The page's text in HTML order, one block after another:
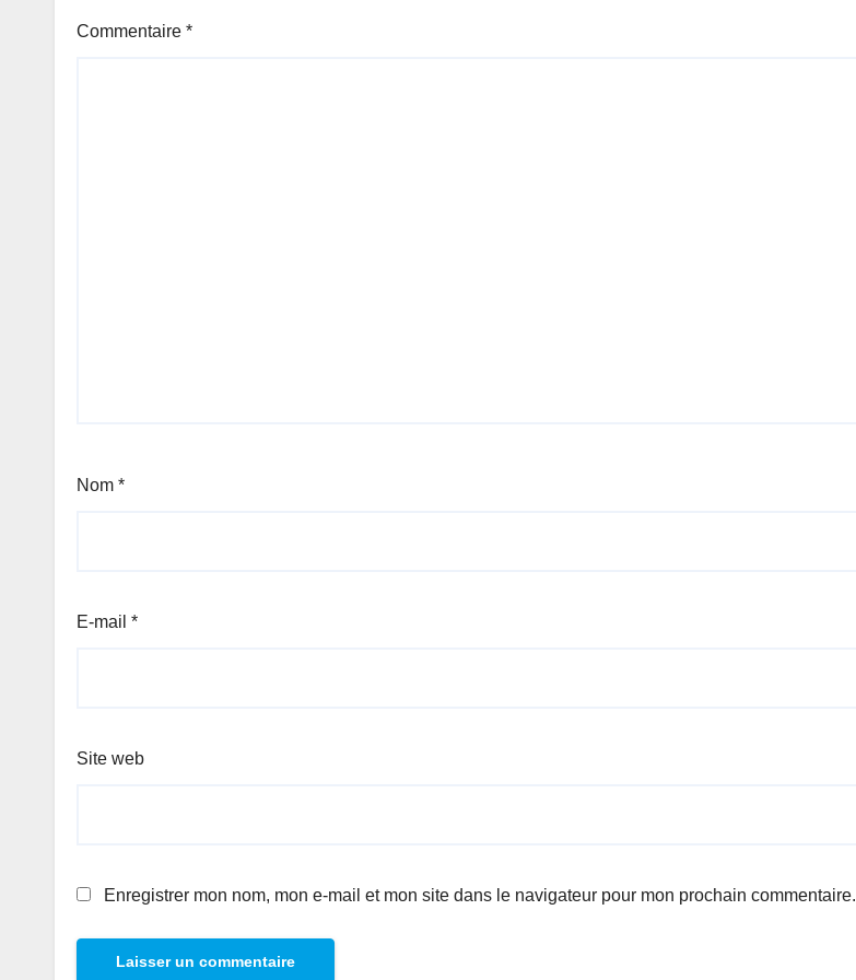
Commentaire *
Nom *
E-mail *
Site web
Enregistrer mon nom, mon e-mail et mon site dans le navigateur pour mon prochain commentaire.